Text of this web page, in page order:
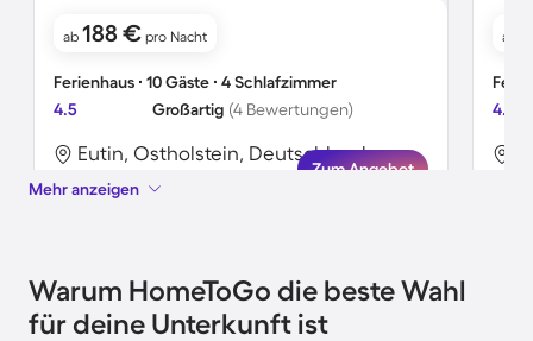
ab 188 € pro Nacht
Ferienhaus ∙ 10 Gäste ∙ 4 Schlafzimmer
4.5
Großartig (4 Bewertungen)
Eutin, Ostholstein, Deutschland
Zum Angebot
ab
4.3
Mehr anzeigen
Warum HomeToGo die beste Wahl
für deine Unterkunft ist